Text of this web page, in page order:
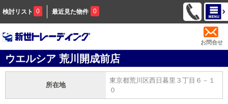
検討リスト 0 最近見た物件 0
お問合せ
ウエルシア 荒川開成前店
所在地
東京都荒川区西日暮里３丁目６－１
０